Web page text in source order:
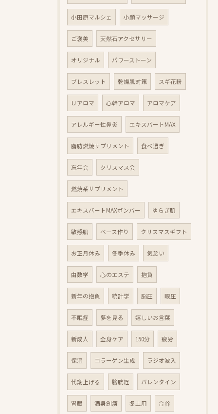
小田原マルシェ 小顔マッサージ
ご褒美 天然石アクセサリー
オリジナル パワーストーン
ブレスレット 乾燥肌対策 スギ花粉
Ｕアロマ 心幹アロマ アロマケア
アレルギー性鼻炎 エキスパートMAX
脂肪燃焼サプリメント 食べ過ぎ
忘年会 クリスマス会
燃焼系サプリメント
エキスパートMAXボンバー ゆらぎ肌
敏感肌 ベース作り クリスマスギフト
お正月休み 冬季休み 気怠い
由数学 心のエステ 抱負
新年の抱負 統計学 脳圧 眼圧
不眠症 夢を見る 嬉しいお言葉
新成人 全身ケア 150分 疲労
保湿 コラーゲン生成 ラジオ波入
代謝上げる 膀胱経 バレンタイン
胃腸 満身創痍 冬土用 合谷